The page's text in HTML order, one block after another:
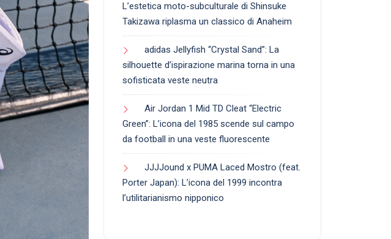
L’estetica moto-subculturale di Shinsuke
Takizawa riplasma un classico di Anaheim
adidas Jellyfish “Crystal Sand”: La
silhouette d’ispirazione marina torna in una
sofisticata veste neutra
Air Jordan 1 Mid TD Cleat “Electric
Green”: L’icona del 1985 scende sul campo
da football in una veste fluorescente
JJJJound x PUMA Laced Mostro (feat.
Porter Japan): L’icona del 1999 incontra
l’utilitarianismo nipponico